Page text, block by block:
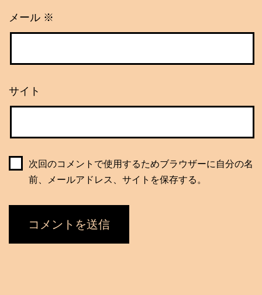
メール ※
サイト
次回のコメントで使用するためブラウザーに自分の名
前、メールアドレス、サイトを保存する。